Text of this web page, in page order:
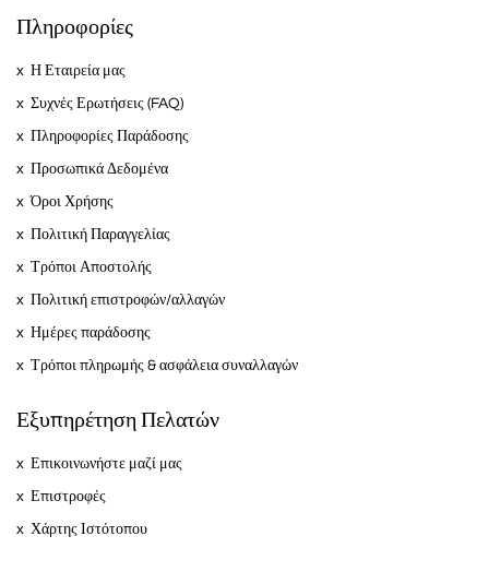
Πληροφορίες
Η Εταιρεία μας
Συχνές Ερωτήσεις (FAQ)
Πληροφορίες Παράδοσης
Προσωπικά Δεδομένα
Όροι Χρήσης
Πολιτική Παραγγελίας
Τρόποι Αποστολής
Πολιτική επιστροφών/αλλαγών
Ημέρες παράδοσης
Τρόποι πληρωμής & ασφάλεια συναλλαγών
Εξυπηρέτηση Πελατών
Επικοινωνήστε μαζί μας
Επιστροφές
Χάρτης Ιστότοπου